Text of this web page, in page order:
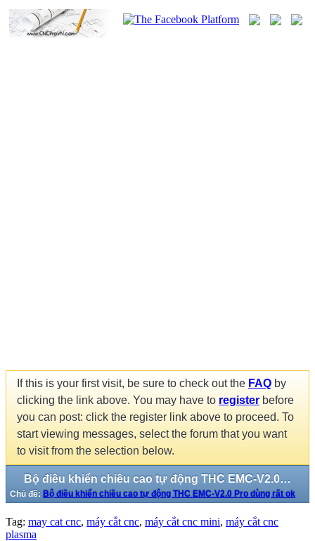
If this is your first visit, be sure to check out the FAQ by
clicking the link above. You may have to register before
you can post: click the register link above to proceed. To
start viewing messages, select the forum that you want
to visit from the selection below.
Bộ điều khiển chiều cao tự động THC EMC-V2.0 Pro dùng rất ok
Chủ đề: Bộ điều khiển chiều cao tự động THC EMC-V2.0 Pro dùng rất ok
Tag: may cat cnc, máy cắt cnc, máy cắt cnc mini, máy cắt cnc
plasma